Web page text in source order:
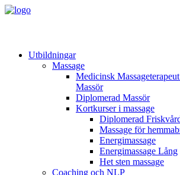
Utbildningar
Massage
Medicinsk
Massör
Diplomerad Massör
Kortkurser i massage
Diplomerad
Massage för
Energimassage
Energimassage Lång
Het sten massage
Coaching och NLP